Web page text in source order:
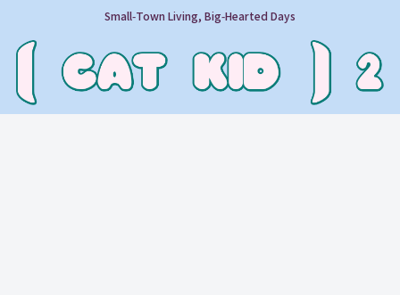
Small‑Town Living, Big‑Hearted Days